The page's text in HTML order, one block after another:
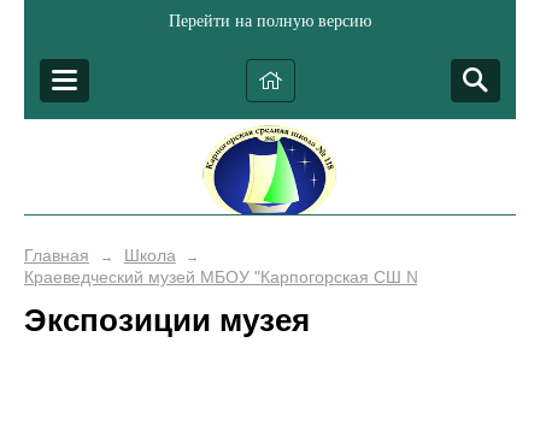
Перейти на полную версию
Главная → Школа →
Краеведческий музей МБОУ "Карпогорская СШ № 118"
Экспозиции музея